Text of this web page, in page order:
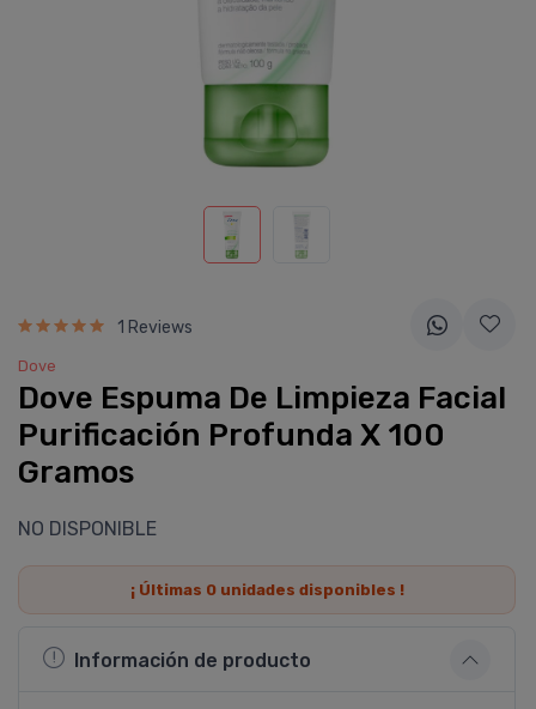
1 Reviews
Dove
Dove Espuma De Limpieza Facial
Purificación Profunda X 100
Gramos
NO DISPONIBLE
¡ Últimas 0unidades disponibles !
Información de producto